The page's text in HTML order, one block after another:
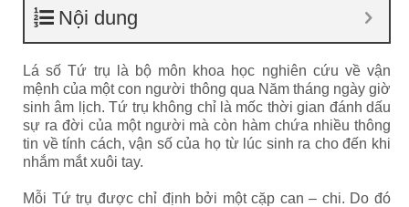
Nội dung
Lá số Tứ trụ là bộ môn khoa học nghiên cứu về vận
mệnh của một con người thông qua Năm tháng ngày giờ
sinh âm lịch. Tứ trụ không chỉ là mốc thời gian đánh dấu
sự ra đời của một người mà còn hàm chứa nhiều thông
tin về tính cách, vận số của họ từ lúc sinh ra cho đến khi
nhắm mắt xuôi tay.
Mỗi Tứ trụ được chỉ định bởi một cặp can – chi. Do đó